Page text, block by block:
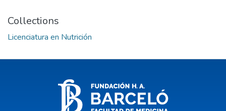
Collections
Licenciatura en Nutrición